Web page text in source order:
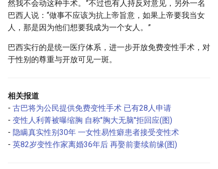
然我不会动这种手术。”不过也有人持反对意见，另外一名
巴西人说：“做事不应该为抗上帝旨意，如果上帝要我当女
人，那是因为他们想要我成为一个女人。”
巴西实行的是统一医疗体系，进一步开放免费变性手术，对
于性别的尊重与开放可见一斑。
相关报道
- 古巴将为公民提供免费变性手术 已有28人申请
- 变性人利菁被曝缩胸 自称"胸大无脑"拒回应(图)
- 隐瞒真实性别30年 一女性易性癖患者接受变性术
- 英82岁变性作家离婚36年后 再娶前妻续前缘(图)